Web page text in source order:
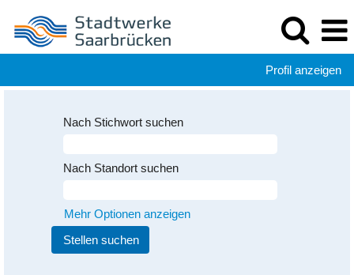
Profil anzeigen
Nach Stichwort suchen
Nach Standort suchen
Mehr Optionen anzeigen